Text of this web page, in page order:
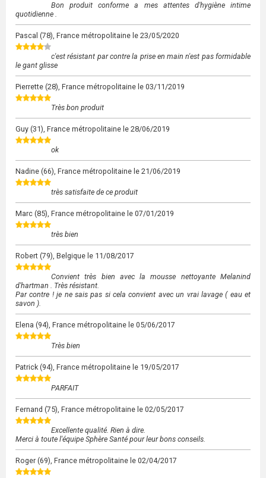
Bon produit conforme a mes attentes d'hygiène intime
quotidienne .
Pascal (78), France métropolitaine le 23/05/2020
c'est résistant par contre la prise en main n'est pas formidable
le gant glisse
Pierrette (28), France métropolitaine le 03/11/2019
Très bon produit
Guy (31), France métropolitaine le 28/06/2019
ok
Nadine (66), France métropolitaine le 21/06/2019
très satisfaite de ce produit
Marc (85), France métropolitaine le 07/01/2019
très bien
Robert (79), Belgique le 11/08/2017
Convient très bien avec la mousse nettoyante Melanind
d'hartman . Très résistant.
Par contre ! je ne sais pas si cela convient avec un vrai lavage ( eau et
savon ).
Elena (94), France métropolitaine le 05/06/2017
Très bien
Patrick (94), France métropolitaine le 19/05/2017
PARFAIT
Fernand (75), France métropolitaine le 02/05/2017
Excellente qualité. Rien à dire.
Merci à toute l'équipe Sphère Santé pour leur bons conseils.
Roger (69), France métropolitaine le 02/04/2017